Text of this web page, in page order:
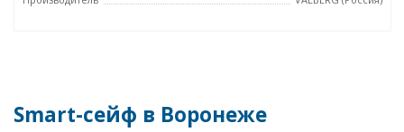
Smart-сейф в Воронеже